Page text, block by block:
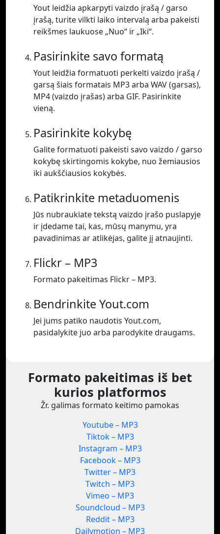
Yout leidžia apkarpyti vaizdo įrašą / garso
įrašą, turite vilkti laiko intervalą arba pakeisti
reikšmes laukuose „Nuo“ ir „Iki“.
Pasirinkite savo formatą
Yout leidžia formatuoti perkelti vaizdo įrašą /
garsą šiais formatais MP3 arba WAV (garsas),
MP4 (vaizdo įrašas) arba GIF. Pasirinkite
vieną.
Pasirinkite kokybę
Galite formatuoti pakeisti savo vaizdo / garso
kokybę skirtingomis kokybe, nuo žemiausios
iki aukščiausios kokybės.
Patikrinkite metaduomenis
Jūs nubraukiate tekstą vaizdo įrašo puslapyje
ir įdedame tai, kas, mūsų manymu, yra
pavadinimas ar atlikėjas, galite jį atnaujinti.
Flickr – MP3
Formato pakeitimas Flickr – MP3.
Bendrinkite Yout.com
Jei jums patiko naudotis Yout.com,
pasidalykite juo arba parodykite draugams.
Formato pakeitimas iš bet
kurios platformos
Žr. galimas formato keitimo pamokas
Youtube – MP3
Tiktok – MP3
Instagram – MP3
Facebook – MP3
Twitter – MP3
Twitch – MP3
Vimeo – MP3
Soundcloud – MP3
Reddit – MP3
Dailymotion – MP3